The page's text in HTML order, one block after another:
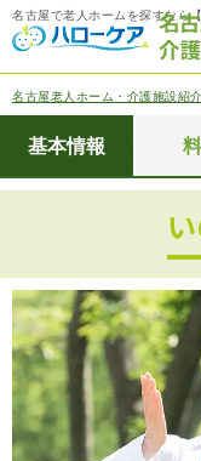
施設選びのポ
ご入居までの
会社概要
名古屋老人ホーム・介護施設紹
基本情報